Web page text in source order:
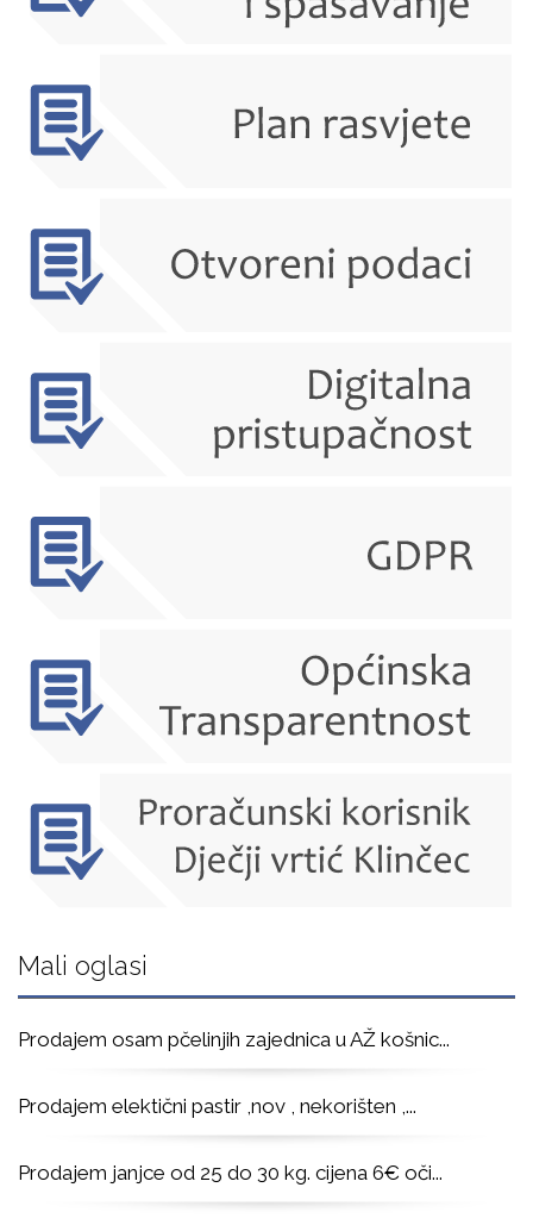
Mali oglasi
Prodajem osam pčelinjih zajednica u AŽ košnic...
Prodajem elektični pastir ,nov , nekorišten ,...
Prodajem janjce od 25 do 30 kg. cijena 6€ oči...